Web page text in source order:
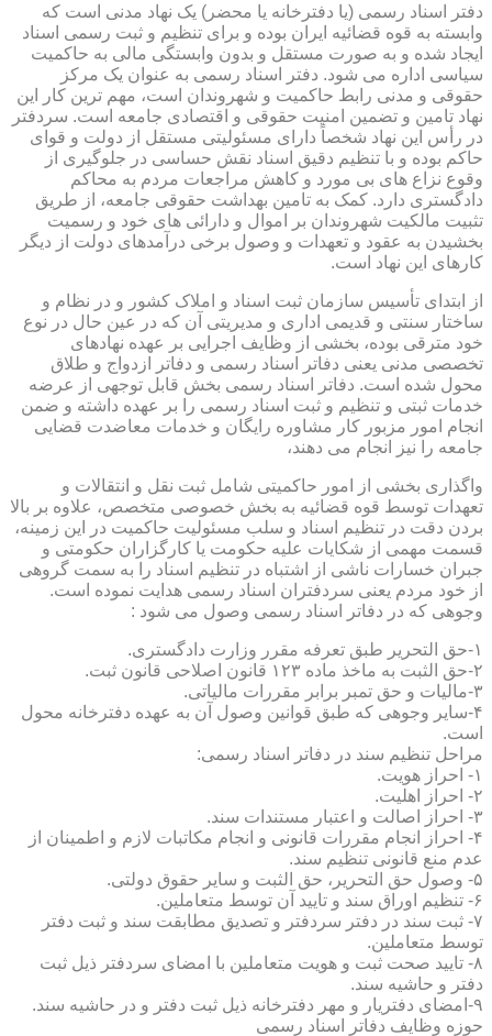
دفتر اسناد رسمی (یا دفترخانه یا محضر) یک نهاد مدنی است که
وابسته به قوه قضائیه ایران بوده و برای تنظیم و ثبت رسمی اسناد
ایجاد شده و به صورت مستقل و بدون وابستگی مالی به حاکمیت
سیاسی اداره می شود. دفتر اسناد رسمی به عنوان یک مرکز
حقوقی و مدنی رابط حاکمیت و شهروندان است، مهم ترین کار این
نهاد تامین و تضمین امنیت حقوقی و اقتصادی جامعه است. سردفتر
در رأس این نهاد شخصاً دارای مسئولیتی مستقل از دولت و قوای
حاکم بوده و با تنظیم دقیق اسناد نقش حساسی در جلوگیری از
وقوع نزاع های بی مورد و کاهش مراجعات مردم به محاکم
دادگستری دارد. کمک به تامین بهداشت حقوقی جامعه، از طریق
تثبیت مالکیت شهروندان بر اموال و دارائی های خود و رسمیت
بخشیدن به عقود و تعهدات و وصول برخی درآمدهای دولت از دیگر
کارهای این نهاد است.
از ابتدای تأسیس سازمان ثبت اسناد و املاک کشور و در نظام و
ساختار سنتی و قدیمی اداری و مدیریتی آن که در عین حال در نوع
خود مترقی بوده، بخشی از وظایف اجرایی بر عهده نهادهای
تخصصی مدنی یعنی دفاتر اسناد رسمی و دفاتر ازدواج و طلاق
محول شده است. دفاتر اسناد رسمی بخش قابل توجهی از عرضه
خدمات ثبتی و تنظیم و ثبت اسناد رسمی را بر عهده داشته و ضمن
انجام امور مزبور کار مشاوره رایگان و خدمات معاضدت قضایی
جامعه را نیز انجام می دهند،
واگذاری بخشی از امور حاکمیتی شامل ثبت نقل و انتقالات و
تعهدات توسط قوه قضائیه به بخش خصوصی متخصص، علاوه بر بالا
بردن دقت در تنظیم اسناد و سلب مسئولیت حاکمیت در این زمینه،
قسمت مهمی از شکایات علیه حکومت یا کارگزاران حکومتی و
جبران خسارات ناشی از اشتباه در تنظیم اسناد را به سمت گروهی
از خود مردم یعنی سردفتران اسناد رسمی هدایت نموده است.
وجوهی که در دفاتر اسناد رسمی وصول می شود :
۱-حق التحریر طبق تعرفه مقرر وزارت دادگستری.
۲-حق الثبت به ماخذ ماده ۱۲۳ قانون اصلاحی قانون ثبت.
۳-مالیات و حق تمبر برابر مقررات مالیاتی.
۴-سایر وجوهی که طبق قوانین وصول آن به عهده دفترخانه محول
است.
مراحل تنظیم سند در دفاتر اسناد رسمی:
۱- احراز هویت.
۲- احراز اهلیت.
۳- احراز اصالت و اعتبار مستندات سند.
۴- احراز انجام مقررات قانونی و انجام مکاتبات لازم و اطمینان از
عدم منع قانونی تنظیم سند.
۵- وصول حق التحریر، حق الثبت و سایر حقوق دولتی.
۶- تنظیم اوراق سند و تایید آن توسط متعاملین.
۷- ثبت سند در دفتر سردفتر و تصدیق مطابقت سند و ثبت دفتر
توسط متعاملین.
۸- تایید صحت ثبت و هویت متعاملین با امضای سردفتر ذیل ثبت
دفتر و حاشیه سند.
۹-امضای دفتریار و مهر دفترخانه ذیل ثبت دفتر و در حاشیه سند.
حوزه وظایف دفاتر اسناد رسمی